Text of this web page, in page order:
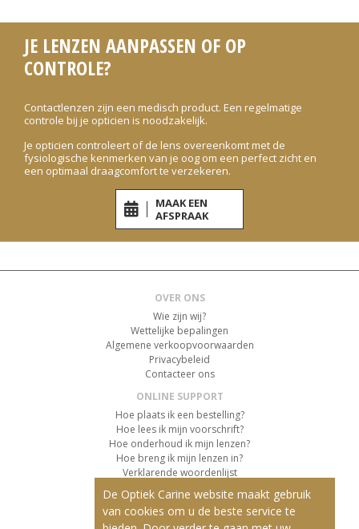
JE LENZEN AANPASSEN OF OP
CONTROLE?
Contactlenzen zijn een medisch product. Een regelmatige
controle bij je opticien is noodzakelijk.
Je opticien controleert of de lens overeenkomt met de
fysiologische kenmerken van je oog om een perfect zicht en
een optimaal draagcomfort te verzekeren.
MAAK EEN
AFSPRAAK
OVER ONS
Wie zijn wij?
Wettelijke bepalingen
Algemene verkoopvoorwaarden
Privacybeleid
Contacteer ons
ONLINE SUPPORT
Hoe plaats ik een bestelling?
Hoe lees ik mijn voorschrift?
Hoe onderhoud ik mijn lenzen?
Hoe breng ik mijn lenzen in?
Verklarende woordenlijst
KLANTENSERVICE
Informatie over de levering
De Optiek Carine website maakt gebruik
van cookies om u de beste service te